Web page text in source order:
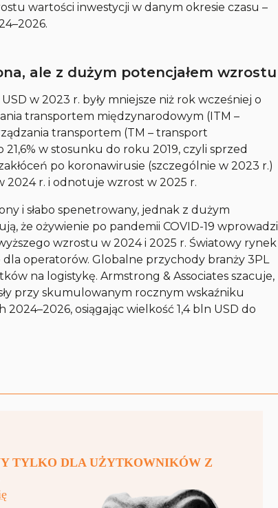
wartości inwestycji w danym okresie czasu –
ale z dużym potencjałem wzrostu
w 2023 r. były mniejsze niż rok wcześniej o
transportem międzynarodowym (ITM –
transportem (TM – transport
w stosunku do roku 2019, czyli sprzed
po koronawirusie (szczególnie w 2023 r.)
2024 r. i odnotuje wzrost w 2025 r.
i słabo spenetrowany, jednak z dużym
że ożywienie po pandemii COVID-19 wprowadzi
wzrostu w 2024 i 2025 r. Światowy rynek
dla operatorów. Globalne przychody branży 3PL
na logistykę. Armstrong & Associates szacuje,
przy skumulowanym rocznym wskaźniku
osiągając wielkość 1,4 bln USD do
TYLKO DLA UŻYTKOWNIKÓW Z